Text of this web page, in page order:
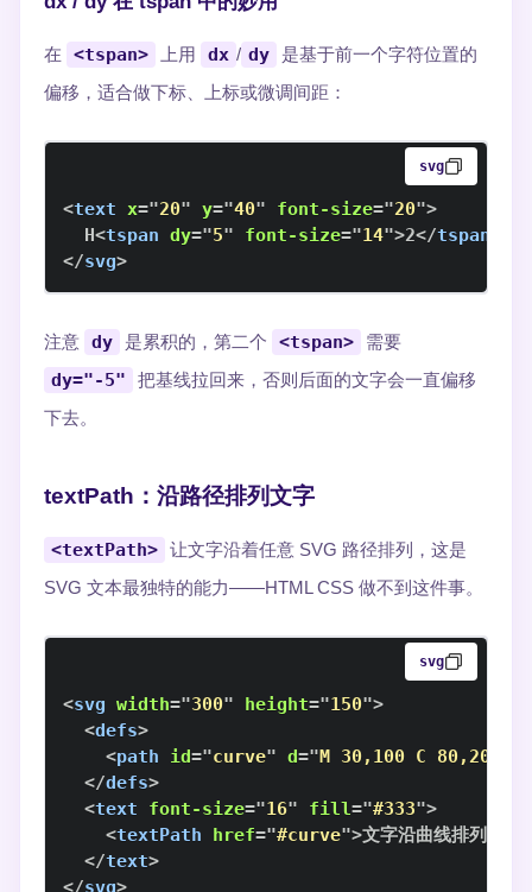
在 <tspan> 上用 dx / dy
是基于前一个字符位置的
偏移，适合做下标、上标或微调间距：
svg
<text x="20" y="40" font-size="20">
  H
<tspan dy="5" font-size="14">2</tspan
</svg>
注意 dy 是累积的，第二个 <tspan> 需要
dy="-5"
把基线拉回来，否则后面的文字会一直偏移
下去。
textPath：沿路径排列文字
<textPath> 让文字沿着任意 SVG 路径排列，这是
SVG 文本最独特的能力——HTML CSS 做不到这件事。
svg
<svg width="300" height="150">
<defs>
<path id="curve" d="M 30,100 C 80,20
</defs>
<text font-size="16" fill="#333">
<textPath href="#curve">文字沿曲线排列的效
</text>
</svg>